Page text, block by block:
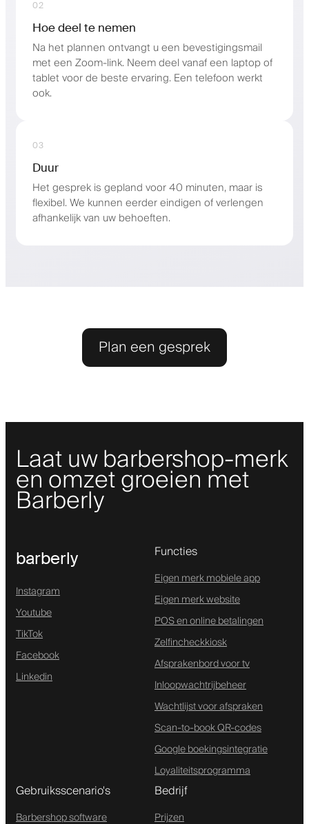
02
Hoe deel te nemen
Na het plannen ontvangt u een bevestigingsmail
met een Zoom-link. Neem deel vanaf een laptop of
tablet voor de beste ervaring. Een telefoon werkt
ook.
03
Duur
Het gesprek is gepland voor 40 minuten, maar is
flexibel. We kunnen eerder eindigen of verlengen
afhankelijk van uw behoeften.
Plan een gesprek
Laat uw barbershop-merk
en omzet groeien met
Barberly
barberly
Instagram
Youtube
TikTok
Facebook
Linkedin
Functies
Eigen merk mobiele app
Eigen merk website
POS en online betalingen
Zelfincheckkiosk
Afsprakenbord voor tv
Inloopwachtrijbeheer
Wachtlijst voor afspraken
Scan-to-book QR-codes
Google boekingsintegratie
Loyaliteitsprogramma
Gebruiksscenario's
Barbershop software
Bedrijf
Prijzen